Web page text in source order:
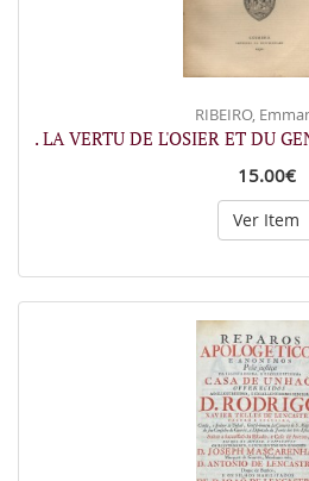
RIBEIRO,
. LA VERTU DE L'OSIER ET DU
15.00€
Ver Item